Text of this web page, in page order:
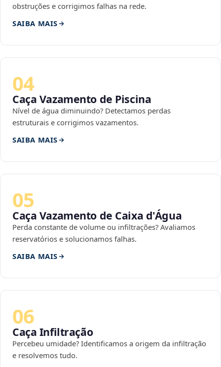
obstruções e corrigimos falhas na rede.
SAIBA MAIS
04
Caça Vazamento de Piscina
Nível de água diminuindo? Detectamos perdas
estruturais e corrigimos vazamentos.
SAIBA MAIS
05
Caça Vazamento de Caixa d'Água
Perda constante de volume ou infiltrações? Avaliamos
reservatórios e solucionamos falhas.
SAIBA MAIS
06
Caça Infiltração
Percebeu umidade? Identificamos a origem da infiltração
e resolvemos tudo.